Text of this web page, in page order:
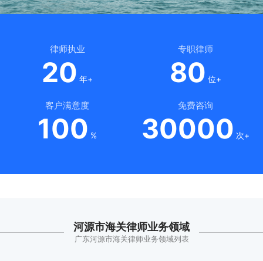
律师执业
20 年+
专职律师
80 位+
客户满意度
100 %
免费咨询
30000 次+
河源市海关律师业务领域
广东河源市海关律师业务领域列表